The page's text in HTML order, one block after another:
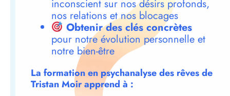
inconscient sur nos désirs profonds,
nos relations et nos blocages
Obtenir des clés concrètes
pour notre évolution personnelle et
notre bien-être
La formation en psychanalyse des rêves de
Tristan Moir apprend à :